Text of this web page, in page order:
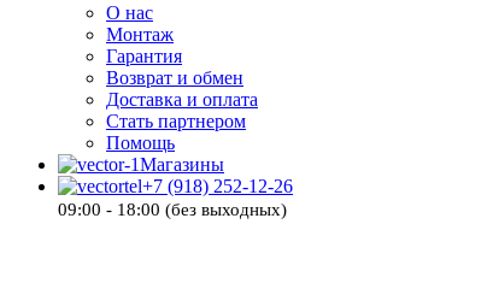
О нас
Монтаж
Гарантия
Возврат и обмен
Доставка и оплата
Стать партнером
Помощь
Магазины
+7 (918) 252-12-26
09:00 - 18:00 (без выходных)